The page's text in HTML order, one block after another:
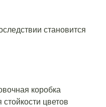
становится
коробка
цветов